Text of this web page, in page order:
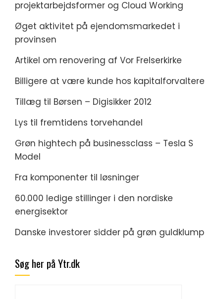
projektarbejdsformer og Cloud Working
Øget aktivitet på ejendomsmarkedet i
provinsen
Artikel om renovering af Vor Frelserkirke
Billigere at være kunde hos kapitalforvaltere
Tillæg til Børsen – Digisikker 2012
Lys til fremtidens torvehandel
Grøn hightech på businessclass – Tesla S
Model
Fra komponenter til løsninger
60.000 ledige stillinger i den nordiske
energisektor
Danske investorer sidder på grøn guldklump
Søg her på Ytr.dk